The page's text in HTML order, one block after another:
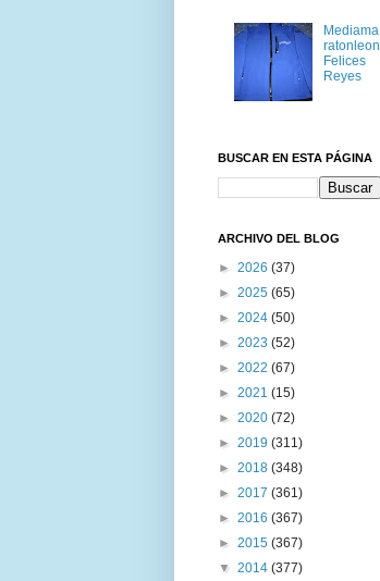
Mediama
ratonleon
Felices
Reyes
BUSCAR EN ESTA PÁGINA
ARCHIVO DEL BLOG
► 2026 (37)
► 2025 (65)
► 2024 (50)
► 2023 (52)
► 2022 (67)
► 2021 (15)
► 2020 (72)
► 2019 (311)
► 2018 (348)
► 2017 (361)
► 2016 (367)
► 2015 (367)
▼ 2014 (377)